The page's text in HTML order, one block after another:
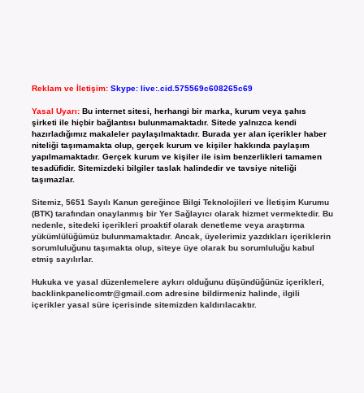
Reklam ve İletişim: Skype: live:.cid.575569c608265c69
Yasal Uyarı: Bu internet sitesi, herhangi bir marka, kurum veya şahıs
şirketi ile hiçbir bağlantısı bulunmamaktadır. Sitede yalnızca kendi
hazırladığımız makaleler paylaşılmaktadır. Burada yer alan içerikler haber
niteliği taşımamakta olup, gerçek kurum ve kişiler hakkında paylaşım
yapılmamaktadır. Gerçek kurum ve kişiler ile isim benzerlikleri tamamen
tesadüfidir. Sitemizdeki bilgiler taslak halindedir ve tavsiye niteliği
taşımazlar.
Sitemiz, 5651 Sayılı Kanun gereğince Bilgi Teknolojileri ve İletişim Kurumu
(BTK) tarafından onaylanmış bir Yer Sağlayıcı olarak hizmet vermektedir. Bu
nedenle, sitedeki içerikleri proaktif olarak denetleme veya araştırma
yükümlülüğümüz bulunmamaktadır. Ancak, üyelerimiz yazdıkları içeriklerin
sorumluluğunu taşımakta olup, siteye üye olarak bu sorumluluğu kabul
etmiş sayılırlar.
Hukuka ve yasal düzenlemelere aykırı olduğunu düşündüğünüz içerikleri,
backlinkpanelicomtr@gmail.comadresine bildirmeniz halinde, ilgili
içerikler yasal süre içerisinde sitemizden kaldırılacaktır.